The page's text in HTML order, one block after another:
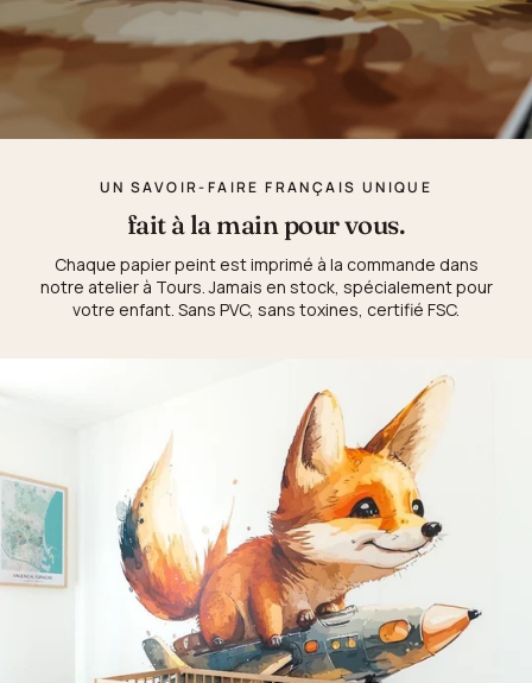
UN SAVOIR-FAIRE FRANÇAIS UNIQUE
fait à la main pour vous.
Chaque papier peint est imprimé à la commande dans
notre atelier à Tours. Jamais en stock, spécialement pour
votre enfant. Sans PVC, sans toxines, certifié FSC.